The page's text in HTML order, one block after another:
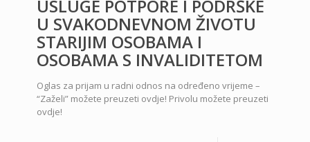
USLUGE POTPORE I PODRŠKE
U SVAKODNEVNOM ŽIVOTU
STARIJIM OSOBAMA I
OSOBAMA S INVALIDITETOM
Oglas za prijam u radni odnos na određeno vrijeme –
“Zaželi” možete preuzeti ovdje! Privolu možete preuzeti
ovdje!